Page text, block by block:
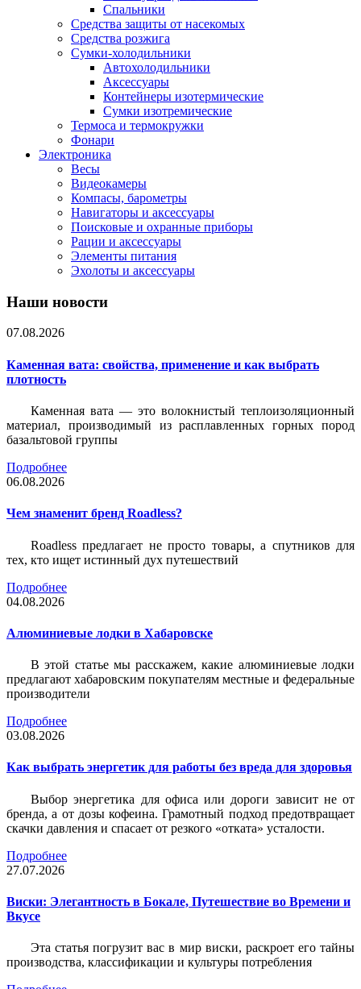
Спальники
Средства защиты от насекомых
Средства розжига
Сумки-холодильники
Автохолодильники
Аксессуары
Контейнеры изотермические
Сумки изотремические
Термоса и термокружки
Фонари
Электроника
Весы
Видеокамеры
Компасы, барометры
Навигаторы и аксессуары
Поисковые и охранные приборы
Рации и аксессуары
Элементы питания
Эхолоты и аксессуары
Наши новости
07.08.2026
Каменная вата: свойства, применение и как выбрать
плотность
Каменная вата — это волокнистый теплоизоляционный
материал, производимый из расплавленных горных пород
базальтовой группы
Подробнее
06.08.2026
Чем знаменит бренд Roadless?
Roadless предлагает не просто товары, а спутников для
тех, кто ищет истинный дух путешествий
Подробнее
04.08.2026
Алюминиевые лодки в Хабаровске
В этой статье мы расскажем, какие алюминиевые лодки
предлагают хабаровским покупателям местные и федеральные
производители
Подробнее
03.08.2026
Как выбрать энергетик для работы без вреда для здоровья
Выбор энергетика для офиса или дороги зависит не от
бренда, а от дозы кофеина. Грамотный подход предотвращает
скачки давления и спасает от резкого «отката» усталости.
Подробнее
27.07.2026
Виски: Элегантность в Бокале, Путешествие во Времени и
Вкусе
Эта статья погрузит вас в мир виски, раскроет его тайны
производства, классификации и культуры потребления